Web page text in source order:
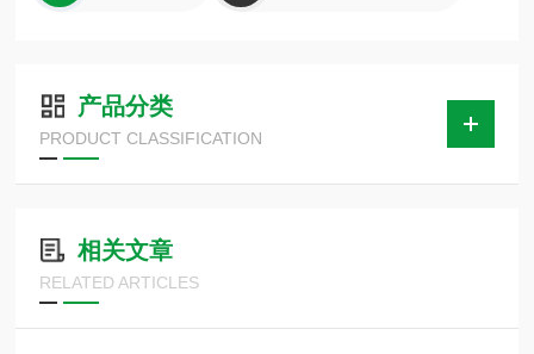
产品分类
PRODUCT CLASSIFICATION
相关文章
RELATED ARTICLES